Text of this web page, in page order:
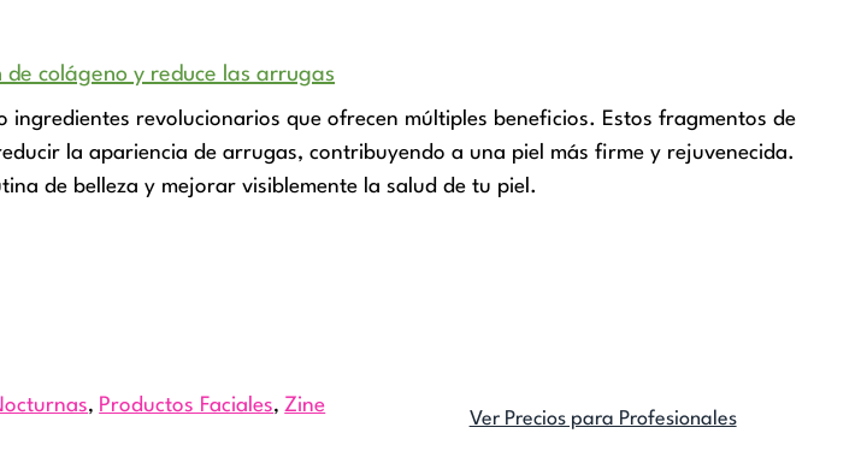
colágeno y reduce las arrugas
revolucionarios que ofrecen múltiples beneficios. Estos fragmentos de
la apariencia de arrugas, contribuyendo a una piel más firme y rejuvenecida.
de belleza y mejorar visiblemente la salud de tu piel.
, Productos Faciales,Zine
Ver Precios para Profesionales